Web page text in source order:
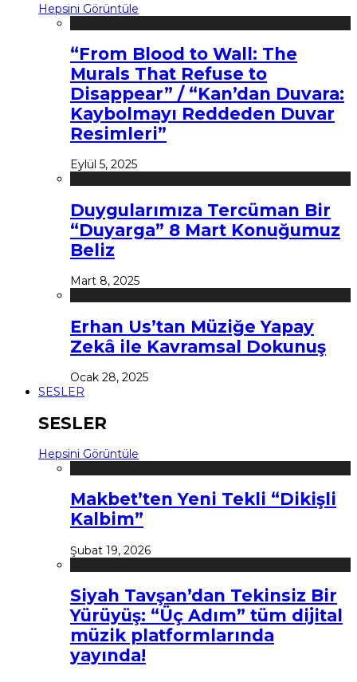
Hepsini Görüntüle
“From Blood to Wall: The
Murals That Refuse to
Disappear” / “Kan’dan Duvara:
Kaybolmayı Reddeden Duvar
Resimleri”
Eylül 5, 2025
Duygularımıza Tercüman Bir
“Duyarga” 8 Mart Konuğumuz
Beliz
Mart 8, 2025
Erhan Us’tan Müziğe Yapay
Zekâ ile Kavramsal Dokunuş
Ocak 28, 2025
SESLER
SESLER
Hepsini Görüntüle
Makbet’ten Yeni Tekli “Dikişli
Kalbim”
Şubat 19, 2026
Siyah Tavşan’dan Tekinsiz Bir
Yürüyüş: “Üç Adım” tüm dijital
müzik platformlarında
yayında!